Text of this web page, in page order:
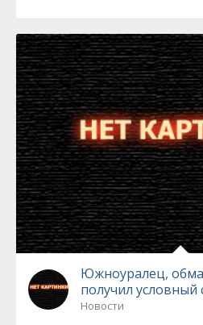
Южноуралец,
получил условный
Новости